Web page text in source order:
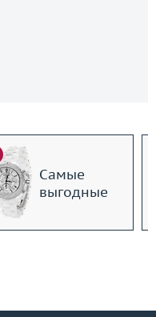
Самые
выгодные